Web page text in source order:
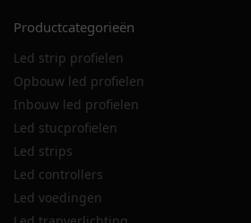
Productcategorieën
Led strip profielen
Opbouw led profielen
Inbouw led profielen
Led stucprofielen
Led strips
Led controllers
Led voedingen